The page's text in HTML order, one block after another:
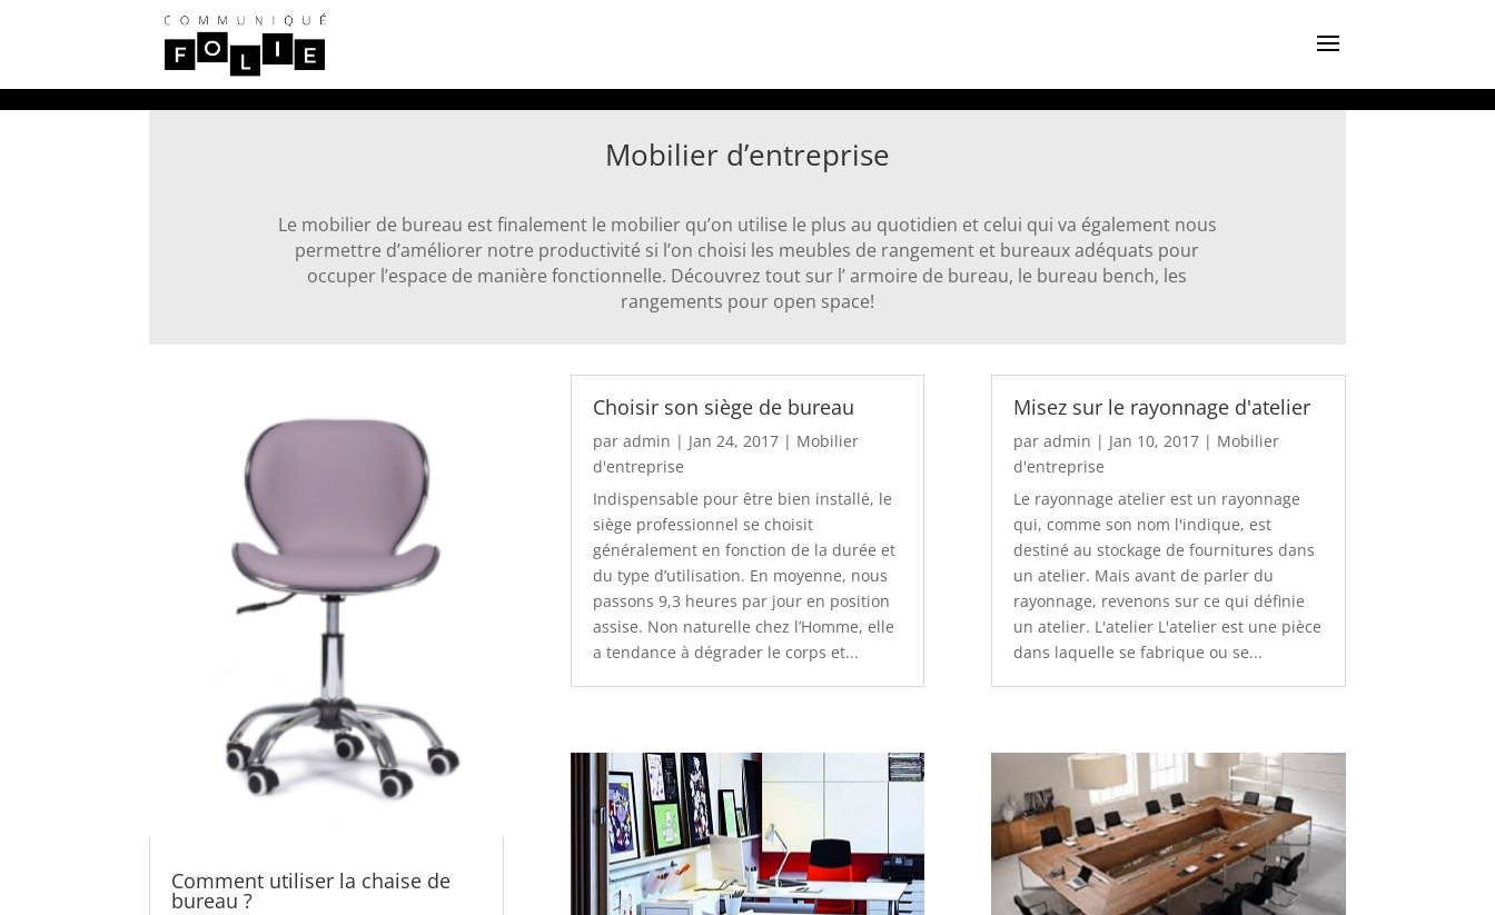
Mobilier d’entreprise
Le mobilier de bureau est finalement le mobilier qu’on utilise le plus au quotidien et celui qui va également nous
permettre d’améliorer notre productivité si l’on choisi les meubles de rangement et bureaux adéquats pour
occuper l’espace de manière fonctionnelle. Découvrez tout sur l’ armoire de bureau, le bureau bench, les
rangements pour open space!
Comment utiliser la chaise de
bureau ?
Choisir son siège de bureau
par admin | Jan 24, 2017| Mobilier
d'entreprise
Indispensable pour être bien installé, le
siège professionnel se choisit
généralement en fonction de la durée et
du type d’utilisation. En moyenne, nous
passons 9,3 heures par jour en position
assise. Non naturelle chez l’Homme, elle
a tendance à dégrader le corps et...
Misez sur le rayonnage d'atelier
par admin | Jan 10, 2017| Mobilier
d'entreprise
Le rayonnage atelier est un rayonnage
qui, comme son nom l'indique, est
destiné au stockage de fournitures dans
un atelier. Mais avant de parler du
rayonnage, revenons sur ce qui définie
un atelier. L'atelier L'atelier est une pièce
dans laquelle se fabrique ou se...